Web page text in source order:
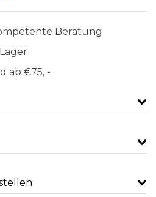
Beratung
ab €75, -